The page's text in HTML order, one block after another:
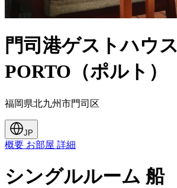
門司港ゲストハウス
PORTO（ポルト）
福岡県北九州市門司区
JP
概要 お部屋 詳細
シングルルーム 船